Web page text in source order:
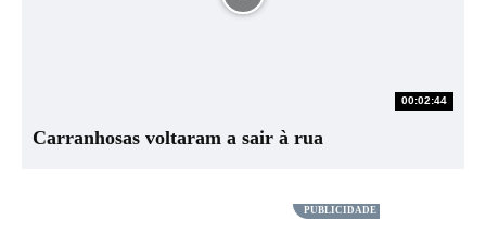
00:02:44
Carranhosas voltaram a sair à rua